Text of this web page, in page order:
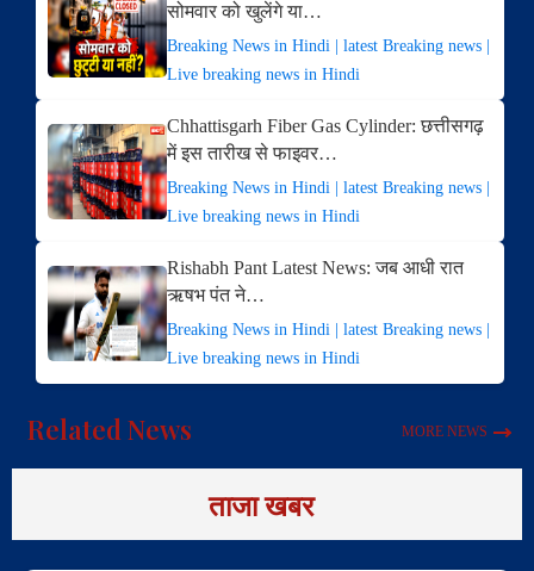
सोमवार को खुलेंगे या…
Breaking News in Hindi | latest Breaking news |
Live breaking news in Hindi
Chhattisgarh Fiber Gas Cylinder: छत्तीसगढ़
में इस तारीख से फाइवर…
Breaking News in Hindi | latest Breaking news |
Live breaking news in Hindi
Rishabh Pant Latest News: जब आधी रात
ऋषभ पंत ने…
Breaking News in Hindi | latest Breaking news |
Live breaking news in Hindi
Related News MORE NEWS
ताजा खबर